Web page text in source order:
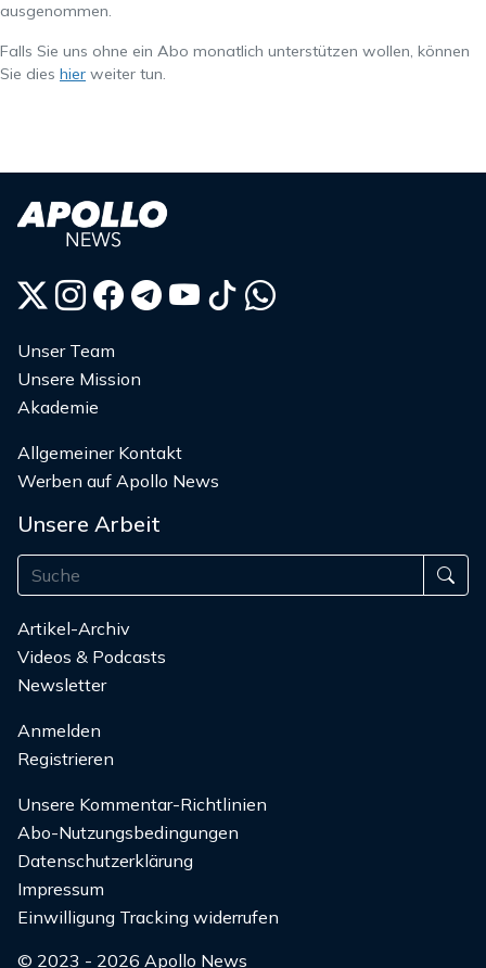
ausgenommen.
Falls Sie uns ohne ein Abo monatlich unterstützen wollen, können
Sie dies hier weiter tun.
Unser Team
Unsere Mission
Akademie
Allgemeiner Kontakt
Werben auf Apollo News
Unsere Arbeit
Artikel-Archiv
Videos & Podcasts
Newsletter
Anmelden
Registrieren
Unsere Kommentar-Richtlinien
Abo-Nutzungsbedingungen
Datenschutzerklärung
Impressum
Einwilligung Tracking widerrufen
© 2023 - 2026 Apollo News